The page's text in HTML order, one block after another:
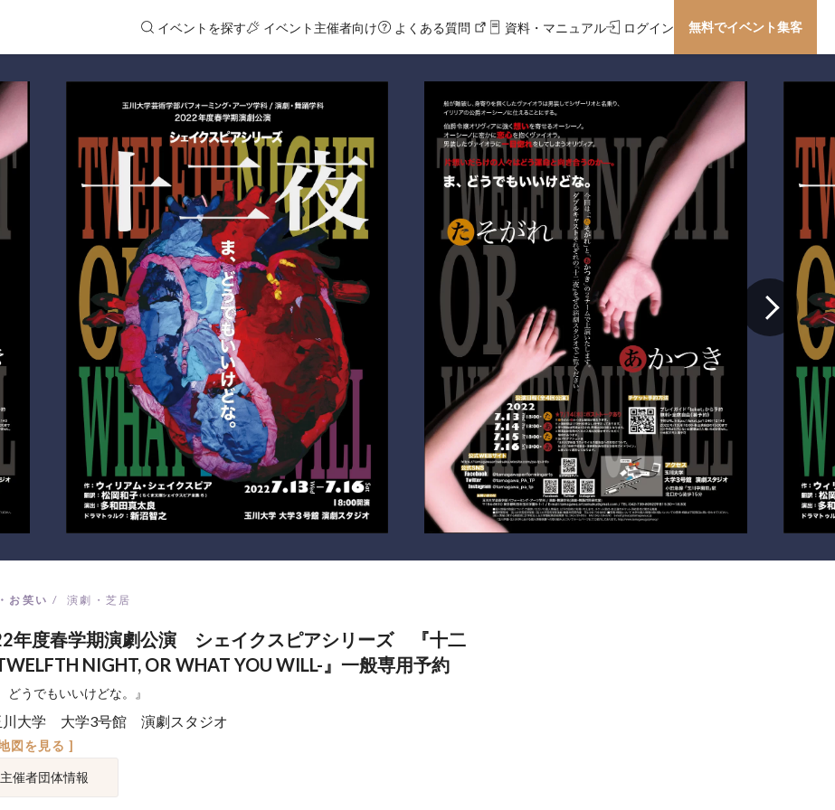
イベントを探す イベント主催者向け よくある質問 資料・マニュアル ログイン 無料でイベント集客
お笑い 演劇・芝居
年度春学期演劇公演 シェイクスピアシリーズ 『十二
NIGHT, OR WHAT YOU WILL-』一般専用予約
どうでもいいけどな。』
川大学 大学3号館 演劇スタジオ
図を見る ]
主催者団体情報